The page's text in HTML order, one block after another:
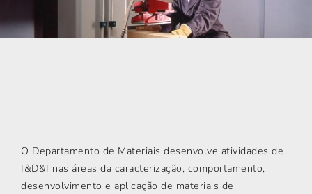
O Departamento de Materiais desenvolve atividades de
I&D&I nas áreas da caracterização, comportamento,
desenvolvimento e aplicação de materiais de